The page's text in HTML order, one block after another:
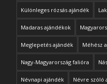
Különleges rózsás ajándék
Madaras ajándékok
Meglepetés ajándék Méhész
Nagy-Magyarország falióra
Névnapi ajándék Névre szóló